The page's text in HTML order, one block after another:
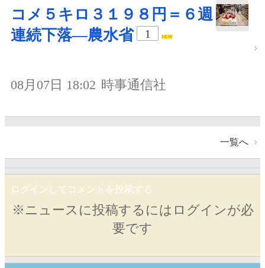
コメ５キロ３１９８円＝６週
連続下落―農水省
1
08月07日 18:02 時事通信社
一覧へ
ログインしてコメントを投稿する
※ニュースに投稿するにはログインが必
要です